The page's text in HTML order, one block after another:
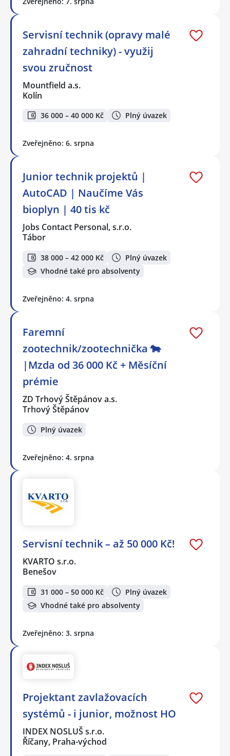
Servisní technik (opravy malé
zahradní techniky) - využij
svou zručnost
Mountfield a.s.
Kolín
36 000 – 40 000 Kč Plný úvazek
Zveřejněno: 6. srpna
Junior technik projektů |
AutoCAD | Naučíme Vás
bioplyn | 40 tis kč
Jobs Contact Personal, s.r.o.
Tábor
38 000 – 42 000 Kč
Plný úvazek
Vhodné také pro absolventy
Zveřejněno: 4. srpna
Faremní
zootechnik/zootechnička 🐄
|Mzda od 36 000 Kč + Měsíční
prémie
ZD Trhový Štěpánov a.s.
Trhový Štěpánov
Plný úvazek
Zveřejněno: 4. srpna
Servisní technik – až 50 000 Kč!
KVARTO s.r.o.
Benešov
31 000 – 50 000 Kč
Plný úvazek
Vhodné také pro absolventy
Zveřejněno: 3. srpna
Projektant zavlažovacích
systémů - i junior, možnost HO
INDEX NOSLUŠ s.r.o.
Říčany, Praha-východ